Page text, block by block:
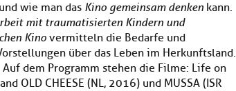
wie man das Kino gemeinsam denken kann.
mit traumatisierten Kindern und
Kino vermitteln die Bedarfe und
über das Leben im Herkunftsland.
dem Programm stehen die Filme: Life on
OLD CHEESE (NL, 2016) und MUSSA (ISR